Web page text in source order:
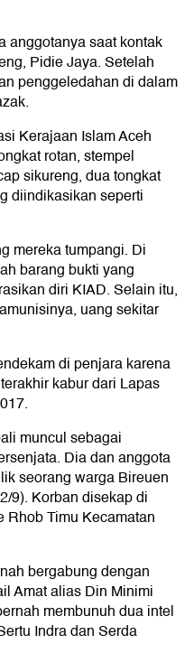
anggotanya saat kontak
Pidie Jaya. Setelah
penggeledahan di dalam
Kerajaan Islam Aceh
rotan, stempel
sikureng, dua tongkat
diindikasikan seperti
mereka tumpangi. Di
barang bukti yang
diri KIAD. Selain itu,
uang sekitar
di penjara karena
kabur dari Lapas
muncul sebagai
Dia dan anggota
seorang warga Bireuen
9). Korban disekap di
Rhob Timu Kecamatan
bergabung dengan
Amat alias Din Minimi
membunuh dua intel
Indra dan Serda